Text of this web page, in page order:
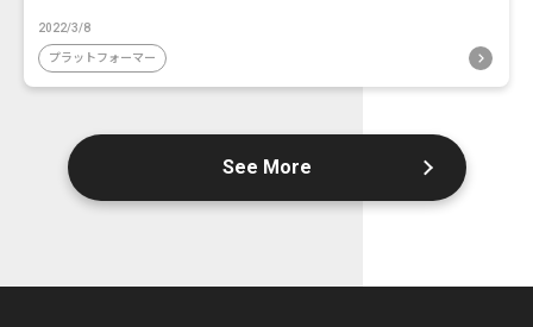
2022/3/8
プラットフォーマー
See More